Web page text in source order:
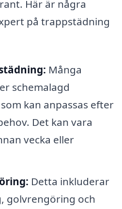
Här är några
på trappstädning
Många
schemalagd
kan anpassas efter
Det kan vara
vecka eller
Detta inkluderar
golvrengöring och